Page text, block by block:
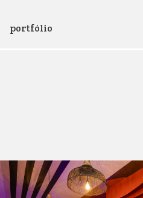
portfólio